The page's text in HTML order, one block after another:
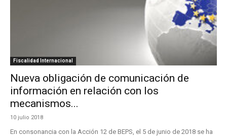
Fiscalidad Internacional
Nueva obligación de comunicación de
información en relación con los
mecanismos...
10 julio 2018
En consonancia con la Acción 12 de BEPS, el 5 de junio de 2018 se ha